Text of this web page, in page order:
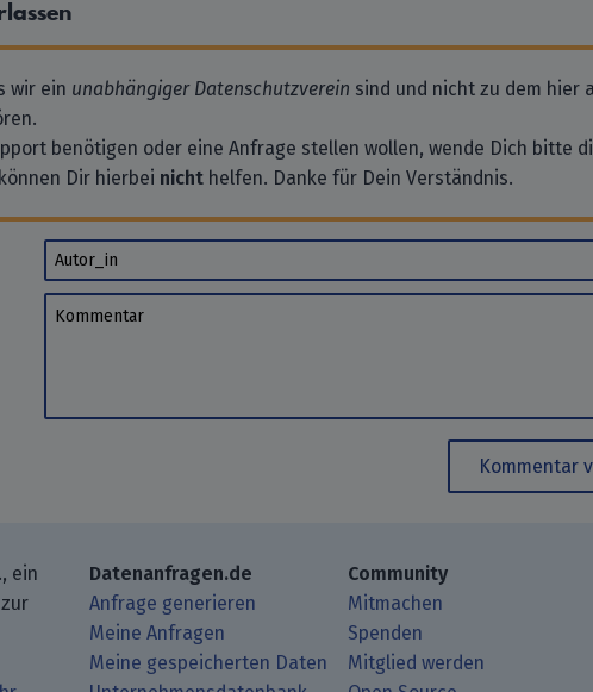
wir ein unabhängiger Datenschutzverein sind und nicht zu dem hier
benötigen oder eine Anfrage stellen wollen, wende Dich bitte
Dir hierbei nicht helfen. Danke für Dein Verständnis.
Autor_in
Kommentar
Kommentar
ein
Datenanfragen.de
Anfrage generieren
Meine Anfragen
Meine gespeicherten Daten
Community
Mitmachen
Spenden
Mitglied werden